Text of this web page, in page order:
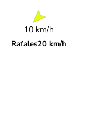
10 km/h
Rafales20 km/h